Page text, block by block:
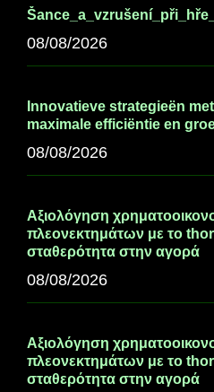
08/08/2026
Innovatieve strategieën
maximale efficiëntie en
08/08/2026
Αξιολόγηση
πλεονεκτημάτων με το
σταθερότητα στην αγορά
08/08/2026
Αξιολόγηση
πλεονεκτημάτων με το
σταθερότητα στην αγορά